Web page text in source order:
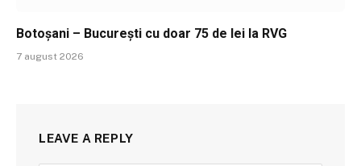
Botoșani – București cu doar 75 de lei la RVG
7 august 2026
LEAVE A REPLY